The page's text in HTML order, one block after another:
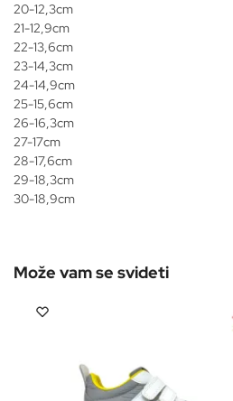
20-12,3cm
21-12,9cm
22-13,6cm
23-14,3cm
24-14,9cm
25-15,6cm
26-16,3cm
27-17cm
28-17,6cm
29-18,3cm
30-18,9cm